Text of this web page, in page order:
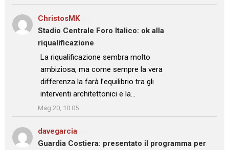
ChristosMKsu
Stadio Centrale Foro Italico: ok alla
riqualificazione
: “La riqualificazione sembra molto
ambiziosa, ma come sempre la vera
differenza la farà l’equilibrio tra gli
interventi architettonici e la…
”
Mag 20, 10:05
davegarcia
Guardia Costiera: presentato il programma per